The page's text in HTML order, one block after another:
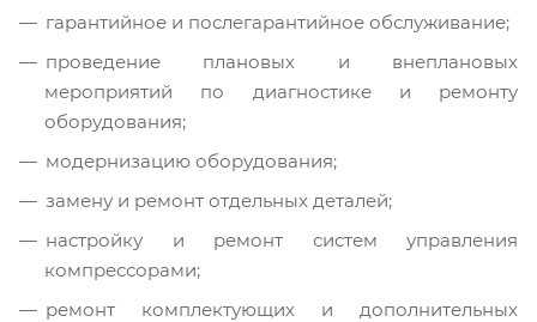
гарантийное и послегарантийное обслуживание;
проведение плановых и внеплановых
мероприятий по диагностике и ремонту
оборудования;
модернизацию оборудования;
замену и ремонт отдельных деталей;
настройку и ремонт систем управления
компрессорами;
ремонт комплектующих и дополнительных